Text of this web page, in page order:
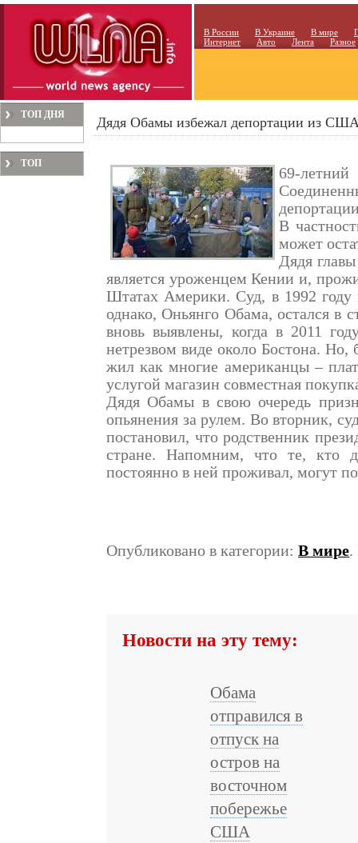
В России В Украине В мире
Интернет
Авто Лента Разное
ТОП ДНЯ
ТОП
Дядя Обамы избежал депортации из
69-
В
может
Дядя
является уроженцем Кении и,
Штатах Америки. Суд, в 1992 году
однако, Оньянго Обама, остался в
вновь выявлены, когда в 2011
нетрезвом виде около Бостона.
жил как многие американцы –
услугой магазин совместная
Дядя Обамы в свою очередь
опьянения за рулем. Во вторник,
постановил, что родственник
стране. Напомним, что те, кто
постоянно в ней проживал, могут
Опубликовано в категории: В мире.
Новости на эту тему:
Обама
отправился в
отпуск на
остров на
восточном
побережье
США